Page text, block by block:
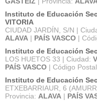
Instituto de Educación
VITORIA
CIUDAD JARDÍN, S/N |
ALAVA | PAÍS VASCO |
Instituto de Educación
LOS HUETOS 33 | Ciudad:
PAÍS VASCO | Código
Instituto de Educación
ETXEBARRIAUR, 6
Provincia: ALAVA | PAÍS